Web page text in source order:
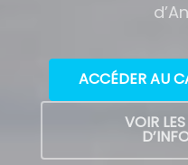
ACCÉDER AU
VOIR